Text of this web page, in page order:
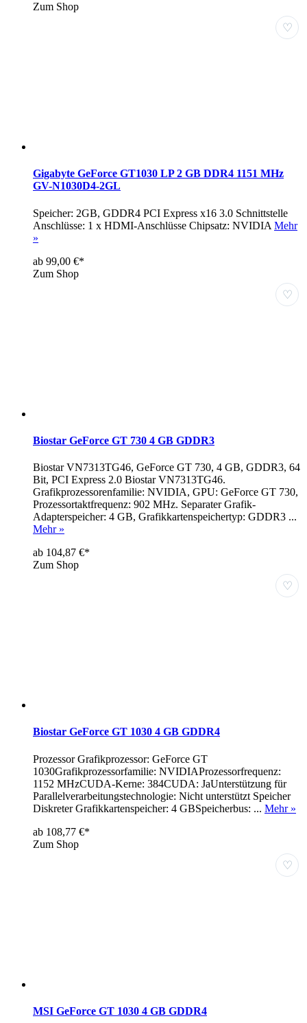
Zum Shop
♡
Gigabyte GeForce GT1030 LP 2 GB DDR4 1151 MHz
GV-N1030D4-2GL
Speicher: 2GB, GDDR4 PCI Express x16 3.0 Schnittstelle
Anschlüsse: 1 x HDMI-Anschlüsse Chipsatz: NVIDIA Mehr
»
ab 99,00 €*
Zum Shop
♡
Biostar GeForce GT 730 4 GB GDDR3
Biostar VN7313TG46, GeForce GT 730, 4 GB, GDDR3, 64
Bit, PCI Express 2.0 Biostar VN7313TG46.
Grafikprozessorenfamilie: NVIDIA, GPU: GeForce GT 730,
Prozessortaktfrequenz: 902 MHz. Separater Grafik-
Adapterspeicher: 4 GB, Grafikkartenspeichertyp: GDDR3 ...
Mehr »
ab 104,87 €*
Zum Shop
♡
Biostar GeForce GT 1030 4 GB GDDR4
Prozessor Grafikprozessor: GeForce GT
1030Grafikprozessorfamilie: NVIDIAProzessorfrequenz:
1152 MHzCUDA-Kerne: 384CUDA: JaUnterstützung für
Parallelverarbeitungstechnologie: Nicht unterstützt Speicher
Diskreter Grafikkartenspeicher: 4 GBSpeicherbus: ... Mehr »
ab 108,77 €*
Zum Shop
♡
MSI GeForce GT 1030 4 GB GDDR4